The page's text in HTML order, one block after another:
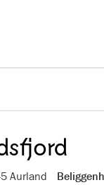
Aurland